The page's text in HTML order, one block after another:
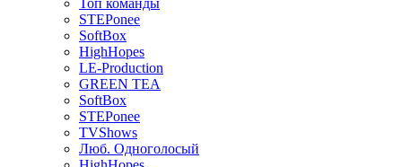
Топ команды
STEPonee
SoftBox
HighHopes
LE-Production
GREEN TEA
SoftBox
STEPonee
TVShows
Люб. Одноголосый